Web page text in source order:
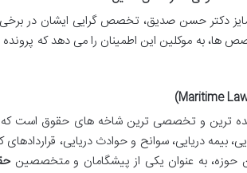
دکتر حسن صدیق، تخصص گرایی ایشان در
ها، به موکلین این اطمینان را می دهد که
ترین و تخصصی ترین شاخه های حقوق است که
بیمه دریایی، سوانح و حوادث دریایی،
حوزه، به عنوان یکی از پیشگامان و متخصصین